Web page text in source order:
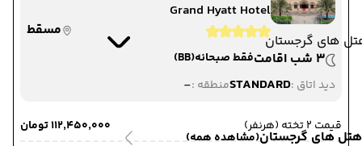
های گرجستان
هتل های گرجستان(مشاهده همه)
Grand Hyatt Hotel
مسقط
3 شب اقامت
فقط صبحانه(BB)
دید اتاق :STANDARDمنطقه :-
قیمت 2 تخته (هرنفر)
۱۱۲٬۴۵۰٬۰۰۰ تومان